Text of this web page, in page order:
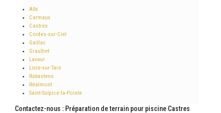
Albi
Carmaux
Castres
Cordes-sur-Ciel
Gaillac
Graulhet
Lavaur
Lisle-sur-Tarn
Rabastens
Réalmont
Saint-Sulpice-la-Pointe
Contactez-nous : Préparation de terrain pour piscine Castres